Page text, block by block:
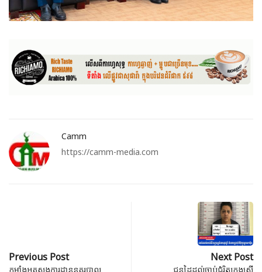
Camm
https://camm-media.com
Previous Post
កម្លាំងអគ្គស្នងការដ្ឋាននគរបាល
Next Post
ជនដៃដល់ចាប់ជំរិតក្មេងស្រី